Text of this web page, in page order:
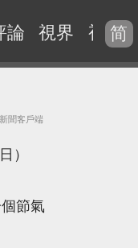
論 視界 視頻
简
聞客戶端
）
節氣